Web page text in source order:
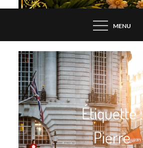
MENU
Étiquette :
Pierre